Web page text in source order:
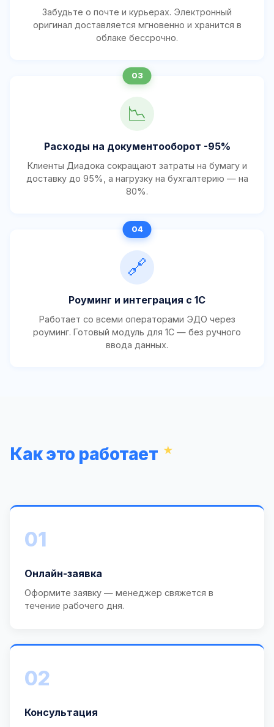
Забудьте о почте и курьерах. Электронный
оригинал доставляется мгновенно и хранится в
облаке бессрочно.
📉
Расходы на документооборот -95%
Клиенты Диадока сокращают затраты на бумагу и
доставку до 95%, а нагрузку на бухгалтерию — на
80%.
🔗
Роуминг и интеграция с 1С
Работает со всеми операторами ЭДО через
роуминг. Готовый модуль для 1С — без ручного
ввода данных.
Как это работает
01
Онлайн-заявка
Оформите заявку — менеджер свяжется в
течение рабочего дня.
02
Консультация